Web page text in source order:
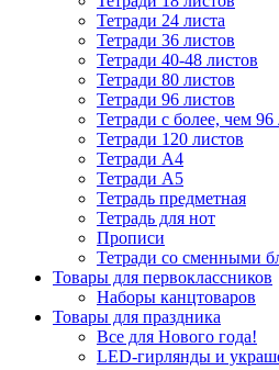
Тетради 24 листа
Тетради 36 листов
Тетради 40-48 листов
Тетради 80 листов
Тетради 96 листов
Тетради с более, чем 96
Тетради 120 листов
Тетради А4
Тетради А5
Тетрадь предметная
Тетрадь для нот
Прописи
Тетради со сменными
Товары для первоклассников
Наборы канцтоваров
Товары для праздника
Все для Нового года!
LED-гирлянды и